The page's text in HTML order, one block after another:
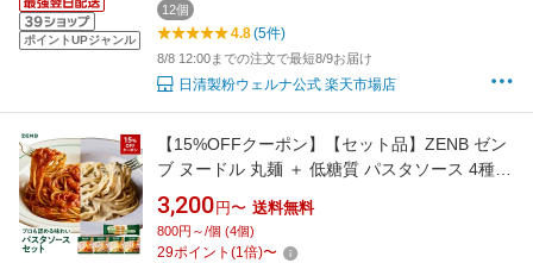
ポイントUPジャンル
12個
4.8(5件)
8/8 12:00までの注文で最短8/9お届け
日清製粉ウェルナ公式 楽天市場店
【15%OFFクーポン】【セット品】ZENB ゼン
ブ ヌードル 丸麺 ＋ 低糖質 パスタソース 4種セ
ット 4食～ 送料無料 ｜ 糖質オフ グルテンフリ
ー 小麦粉不使用 タンパク質 置き換え 食物繊維
ダイエット時の栄養補給に
3,200 円〜 送料無料
800円～/個 (4個)
29ポイント (1倍)〜